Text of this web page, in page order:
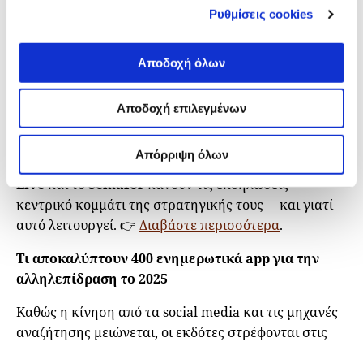
Ρυθμίσεις cookies
Αποδοχή όλων
Αποδοχή επιλεγμένων
Απόρριψη όλων
ανάπτυξης στα media
Με τις διαφημίσεις σε πτώση και τις συνδρομές να
«φρενάρουν», οι εκδότες στρέφονται σε ζωντανές
εκδηλώσεις, για να αυξήσουν τα έσοδα και την
FT Strategiesεξετάζει πώς brand όπως το
Liveκαι τοSemaforκάνουν τις εκδηλώσεις
κεντρικό κομμάτι της στρατηγικής τους —και γιατί
αυτό λειτουργεί. 👉 Διαβάστε περισσότερα.
Τι αποκαλύπτουν 400 ενημερωτικά app για την
αλληλεπίδραση το 2025
Καθώς η κίνηση από τα social media και τις μηχανές
αναζήτησης μειώνεται, οι εκδότες στρέφονται στις